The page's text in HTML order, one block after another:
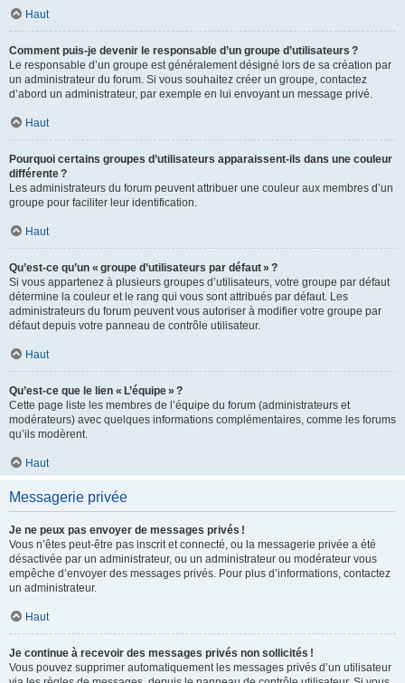
Haut
Comment puis-je devenir le responsable d’un groupe d’utilisateurs ?
Le responsable d’un groupe est généralement désigné lors de sa création par
un administrateur du forum. Si vous souhaitez créer un groupe, contactez
d’abord un administrateur, par exemple en lui envoyant un message privé.
Haut
Pourquoi certains groupes d’utilisateurs apparaissent-ils dans une couleur
différente ?
Les administrateurs du forum peuvent attribuer une couleur aux membres d’un
groupe pour faciliter leur identification.
Haut
Qu’est-ce qu’un « groupe d’utilisateurs par défaut » ?
Si vous appartenez à plusieurs groupes d’utilisateurs, votre groupe par défaut
détermine la couleur et le rang qui vous sont attribués par défaut. Les
administrateurs du forum peuvent vous autoriser à modifier votre groupe par
défaut depuis votre panneau de contrôle utilisateur.
Haut
Qu’est-ce que le lien « L’équipe » ?
Cette page liste les membres de l’équipe du forum (administrateurs et
modérateurs) avec quelques informations complémentaires, comme les forums
qu’ils modèrent.
Haut
Messagerie privée
Je ne peux pas envoyer de messages privés !
Vous n’êtes peut-être pas inscrit et connecté, ou la messagerie privée a été
désactivée par un administrateur, ou un administrateur ou modérateur vous
empêche d’envoyer des messages privés. Pour plus d’informations, contactez
un administrateur.
Haut
Je continue à recevoir des messages privés non sollicités !
Vous pouvez supprimer automatiquement les messages privés d’un utilisateur